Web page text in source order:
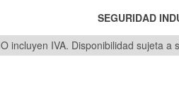
SEGURIDAD
incluyen IVA. Disponibilidad sujeta a